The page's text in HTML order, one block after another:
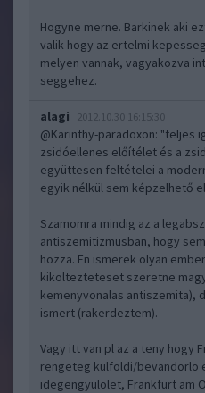
Hogyne merne. Barkinek aki
valik hogy az ertelmi
melyen vannak, vagyakozva
seggehez.
alagi 2012.10.30 16:15:30
@Karinthy-paradoxon: "teljes
zsidóellenes előítélet és a
együttesen feltételei a
egyik nélkül sem képzelhető
Szamomra mindig az a
antiszemitizmusban, hogy
hozza. En ismerek olyan
kikoltezteteset szeretne
kemenyvonalas antiszemita),
ismert (rakerdeztem).
Vagy itt van pl az a teny hogy
rengeteg kulfoldi/bevandorlo
idegengyulolet, Frankfurt am